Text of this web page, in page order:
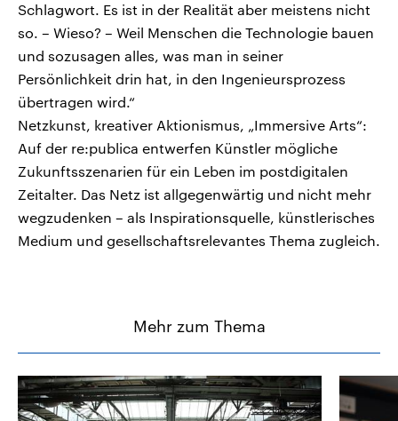
Schlagwort. Es ist in der Realität aber meistens nicht
so. – Wieso? – Weil Menschen die Technologie bauen
und sozusagen alles, was man in seiner
Persönlichkeit drin hat, in den Ingenieursprozess
übertragen wird.“
Netzkunst, kreativer Aktionismus, „Immersive Arts“:
Auf der re:publica entwerfen Künstler mögliche
Zukunftsszenarien für ein Leben im postdigitalen
Zeitalter. Das Netz ist allgegenwärtig und nicht mehr
wegzudenken – als Inspirationsquelle, künstlerisches
Medium und gesellschaftsrelevantes Thema zugleich.
Mehr zum Thema